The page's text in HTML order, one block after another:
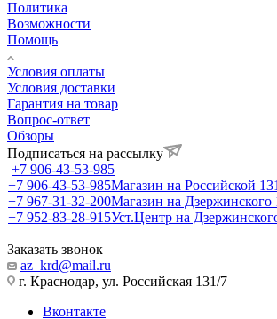
Политика
Возможности
Помощь
Условия оплаты
Условия доставки
Гарантия на товар
Вопрос-ответ
Обзоры
Подписаться на рассылку
+7 906-43-53-985
+7 906-43-53-985Магазин на Российской
+7 967-31-32-200Магазин на Дзержинского
+7 952-83-28-915Уст.Центр на
Заказать звонок
az_krd@mail.ru
г. Краснодар, ул. Российская 131/7
Вконтакте